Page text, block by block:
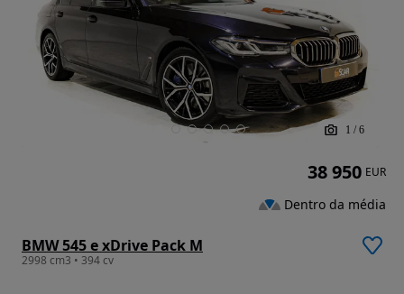
1 / 6
BMW 545 e xDrive Pack M
2998 cm3 • 394 cv
38 950 EUR
Dentro da média